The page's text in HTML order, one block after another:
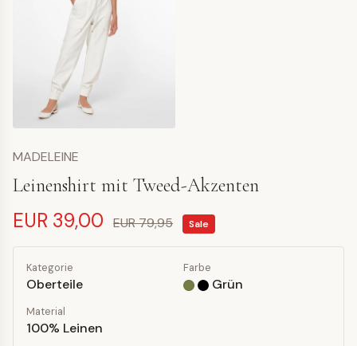
MADELEINE
Leinenshirt mit Tweed-Akzenten
EUR 39,00 EUR 79,95 Sale
Kategorie
Oberteile
Farbe
Grün
Material
100% Leinen